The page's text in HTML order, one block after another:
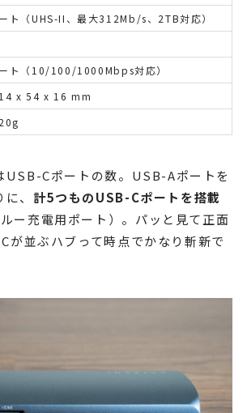
ト（UHS-II、最大312Mb/s、2TB対応）
ト（10/100/1000Mbps対応）
x 54 x 16 mm
USB-Cポートの数。USB-Aポートを
に、計5つものUSB-Cポートを搭載
ルー充電用ポート）。パッと見て正面
が並ぶハブって時点でかなり斬新で